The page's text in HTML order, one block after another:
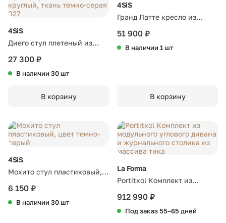
4SiS
Диего стул плетеный из
роупа, каркас из стали
муар, роуп темно-серый
27 300 ₽
В наличии 30 шт
В корзину
4SiS
Гранд Латте кресло из
искусственного ротанга,
51 900 ₽
В наличии 1 шт
В корзину
4SiS
Мохито стул пластиковый,
цвет темно-серый
6 150 ₽
В наличии 30 шт
La Forma
Portitxol Комплект из
модульного углового дивана
массива тика
912 990 ₽
Под заказ 55–65 дней